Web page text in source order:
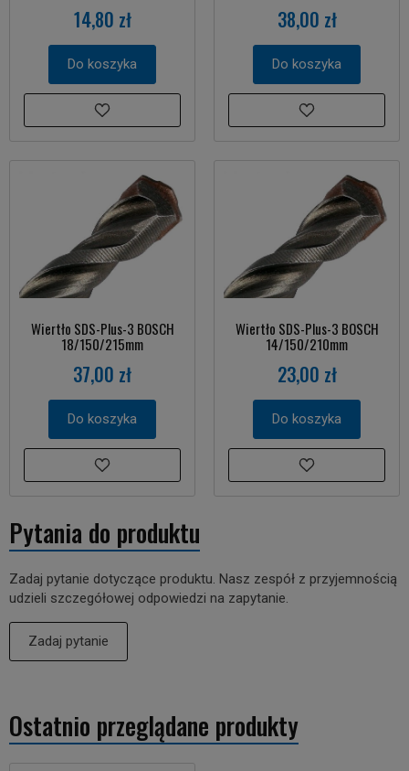
14,80 zł
Do koszyka
38,00 zł
Do koszyka
Wiertło SDS-Plus-3 BOSCH
18/150/215mm
37,00 zł
Do koszyka
Wiertło SDS-Plus-3 BOSCH
14/150/210mm
23,00 zł
Do koszyka
Pytania do produktu
Zadaj pytanie dotyczące produktu. Nasz zespół z przyjemnością
udzieli szczegółowej odpowiedzi na zapytanie.
Zadaj pytanie
Ostatnio przeglądane produkty